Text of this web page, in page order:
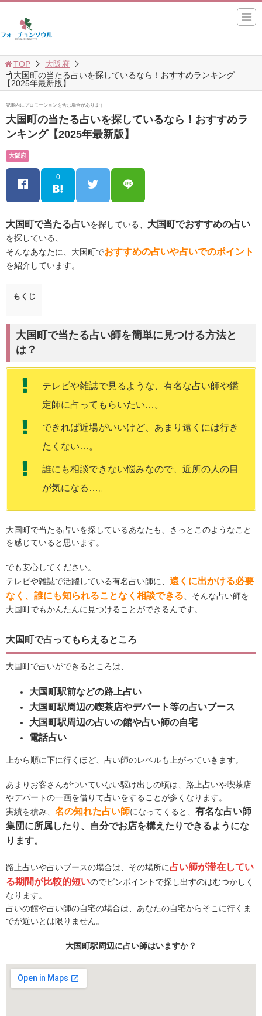
TOP
大阪府
大国町の当たる占いを探しているなら！おすすめランキング
【2025年最新版】
記事内にプロモーションを含む場合があります
大国町の当たる占いを探しているなら！おすすめラ
ンキング【2025年最新版】
大阪府
0
大国町で当たる占いを探している、 大国町でおすすめの占い
を探している、
そんなあなたに、大国町でおすすめの占いや占いでのポイント
を紹介しています。
もくじ
大国町で当たる占い師を簡単に見つける方法と
は？
テレビや雑誌で見るような、有名な占い師や鑑
定師に占ってもらいたい…。
できれば近場がいいけど、あまり遠くには行き
たくない…。
誰にも相談できない悩みなので、近所の人の目
が気になる…。
大国町で当たる占いを探しているあなたも、きっとこのようなこと
を感じていると思います。
でも安心してください。
テレビや雑誌で活躍している有名占い師に、 遠くに出かける必要
なく、誰にも知られることなく相談できる、そんな占い師を
大国町でもかんたんに見つけることができるんです。
大国町で占ってもらえるところ
大国町で占いができるところは、
大国町駅前などの路上占い
大国町駅周辺の喫茶店やデパート等の占いブース
大国町駅周辺の占いの館や占い師の自宅
電話占い
上から順に下に行くほど、占い師のレベルも上がっていきます。
あまりお客さんがついていない駆け出しの頃は、路上占いや喫茶店
やデパートの一画を借りて占いをすることが多くなります。
実績を積み、 名の知れた占い師になってくると、 有名な占い師
集団に所属したり、自分でお店を構えたりできるようにな
ります。
路上占いや占いブースの場合は、その場所に占い師が滞在してい
る期間が比較的短いのでピンポイントで探し出すのはむつかしく
なります。
占いの館や占い師の自宅の場合は、あなたの自宅からそこに行くま
でが近いとは限りません。
大国町駅周辺に占い師はいますか？